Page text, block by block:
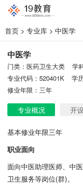
首页 > 专业库 > 中医学
中医学
门类：医药卫生大类
学
专业代码：520401K
学
修业年限：三年
专业概况 开
基本修业年限三年
职业面向
面向中医助理医师、中
卫生服务等岗位(群)。